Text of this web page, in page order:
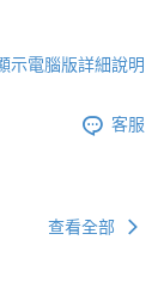
示電腦版詳細說明
客服
查看全部